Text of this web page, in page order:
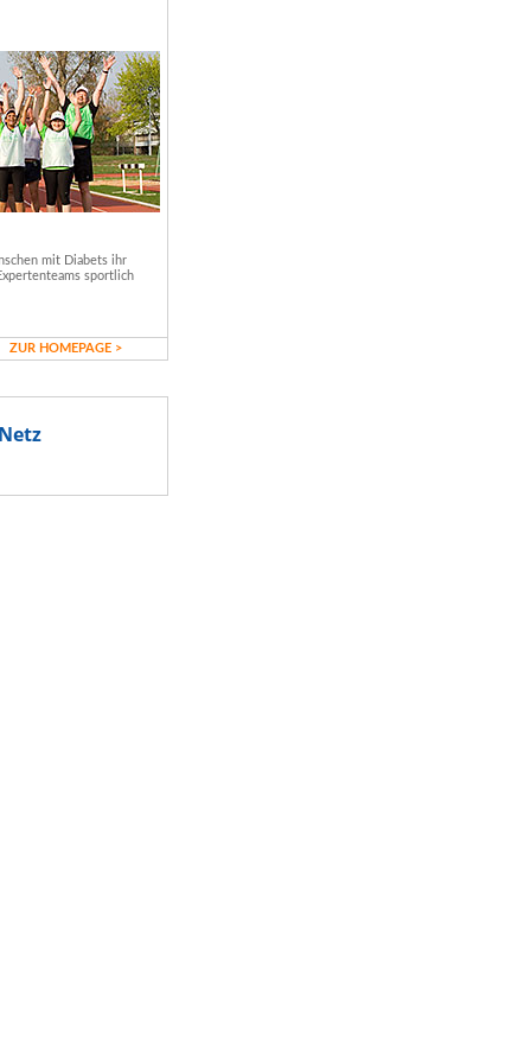
mit Diabets ihr
sportlich
ZUR HOMEPAGE >